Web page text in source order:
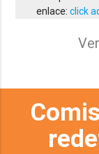
enlace:click